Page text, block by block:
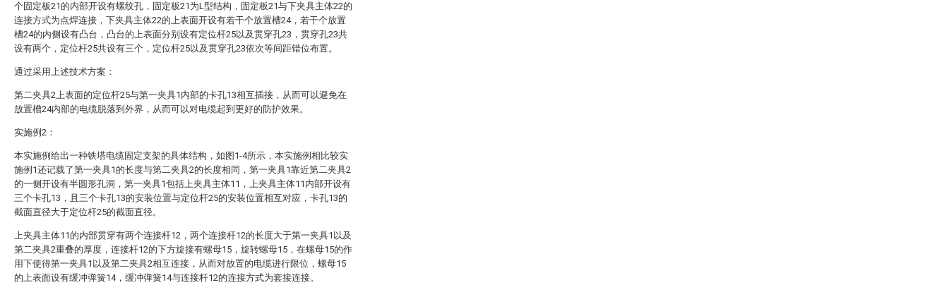
个固定板21的内部开设有螺纹孔，固定板21为L型结构，固定板21与下夹具主体22的
连接方式为点焊连接，下夹具主体22的上表面开设有若干个放置槽24，若干个放置
槽24的内侧设有凸台，凸台的上表面分别设有定位杆25以及贯穿孔23，贯穿孔23共
设有两个，定位杆25共设有三个，定位杆25以及贯穿孔23依次等间距错位布置。
通过采用上述技术方案：
第二夹具2上表面的定位杆25与第一夹具1内部的卡孔13相互插接，从而可以避免在
放置槽24内部的电缆脱落到外界，从而可以对电缆起到更好的防护效果。
实施例2：
本实施例给出一种铁塔电缆固定支架的具体结构，如图1-4所示，本实施例相比较实
施例1还记载了第一夹具1的长度与第二夹具2的长度相同，第一夹具1靠近第二夹具2
的一侧开设有半圆形孔洞，第一夹具1包括上夹具主体11，上夹具主体11内部开设有
三个卡孔13，且三个卡孔13的安装位置与定位杆25的安装位置相互对应，卡孔13的
截面直径大于定位杆25的截面直径。
上夹具主体11的内部贯穿有两个连接杆12，两个连接杆12的长度大于第一夹具1以及
第二夹具2重叠的厚度，连接杆12的下方旋接有螺母15，旋转螺母15，在螺母15的作
用下使得第一夹具1以及第二夹具2相互连接，从而对放置的电缆进行限位，螺母15
的上表面设有缓冲弹簧14，缓冲弹簧14与连接杆12的连接方式为套接连接。